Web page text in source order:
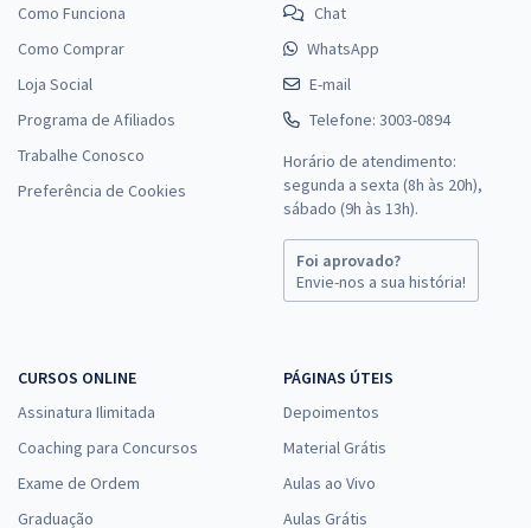
Como Funciona
Como Comprar
Loja Social
Programa de Afiliados
Trabalhe Conosco
Preferência de Cookies
Chat
WhatsApp
E-mail
Telefone: 3003-0894
Horário de atendimento:
segunda a sexta (8h às 20h),
sábado (9h às 13h).
Foi aprovado?
Envie-nos a sua história!
CURSOS ONLINE
Assinatura Ilimitada
Coaching para Concursos
Exame de Ordem
Graduação
PÁGINAS ÚTEIS
Depoimentos
Material Grátis
Aulas ao Vivo
Aulas Grátis